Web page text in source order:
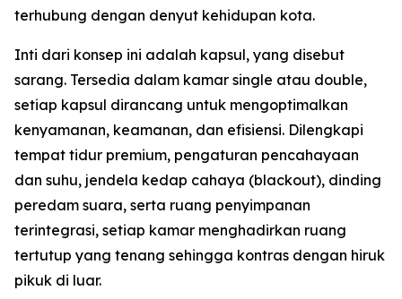
terhubung dengan denyut kehidupan kota.
Inti dari konsep ini adalah kapsul, yang disebut
sarang. Tersedia dalam kamar single atau double,
setiap kapsul dirancang untuk mengoptimalkan
kenyamanan, keamanan, dan efisiensi. Dilengkapi
tempat tidur premium, pengaturan pencahayaan
dan suhu, jendela kedap cahaya (blackout), dinding
peredam suara, serta ruang penyimpanan
terintegrasi, setiap kamar menghadirkan ruang
tertutup yang tenang sehingga kontras dengan hiruk
pikuk di luar.